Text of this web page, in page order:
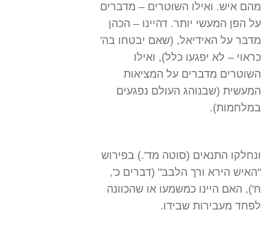
מהם איש. ואילו השוטרים – מדברים
על הפן המעשי יותר. דהיינו – הכהן
מדבר על האידיאל, (שאם יבטחו בה'
כראוי – לא יפגעו כלל), ואילו
השוטרים מדברים על המציאות
המעשית (שבנוהג העולם נפגעים
במלחמות).
ונחלקו התנאים (סוטה מד'.) בפירוש
"האיש הירא ורך הלבב" (דברים כ',
ח'), האם היינו כמשמעו או שהכוונה
לפחד מעבירות שבידו.